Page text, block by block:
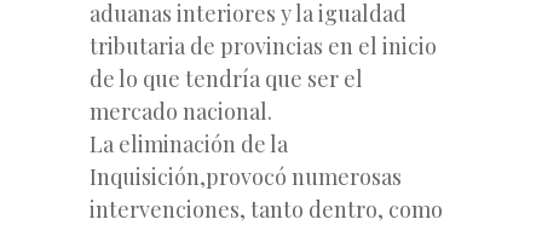
aduanas interiores y la igualdad
tributaria de provincias en el inicio
de lo que tendría que ser el
mercado nacional.
La eliminación de la
Inquisición,provocó numerosas
intervenciones, tanto dentro, como